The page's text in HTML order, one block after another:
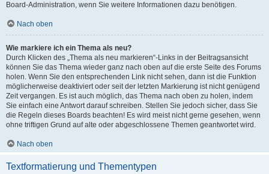
Board-Administration, wenn Sie weitere Informationen dazu benötigen.
Nach oben
Wie markiere ich ein Thema als neu?
Durch Klicken des „Thema als neu markieren“-Links in der Beitragsansicht
können Sie das Thema wieder ganz nach oben auf die erste Seite des Forums
holen. Wenn Sie den entsprechenden Link nicht sehen, dann ist die Funktion
möglicherweise deaktiviert oder seit der letzten Markierung ist nicht genügend
Zeit vergangen. Es ist auch möglich, das Thema nach oben zu holen, indem
Sie einfach eine Antwort darauf schreiben. Stellen Sie jedoch sicher, dass Sie
die Regeln dieses Boards beachten! Es wird meist nicht gerne gesehen, wenn
ohne triftigen Grund auf alte oder abgeschlossene Themen geantwortet wird.
Nach oben
Textformatierung und Thementypen